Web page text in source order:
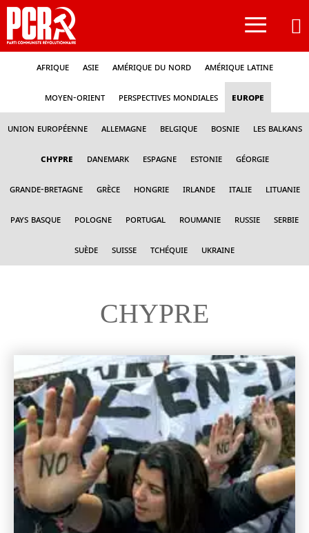
≡
Afrique Asie Amérique du nord Amérique latine
Moyen-Orient Perspectives mondiales Europe
Union Européenne Allemagne Belgique Bosnie Les Balkans
Chypre Danemark Espagne Estonie Géorgie
Grande-Bretagne Grèce Hongrie Irlande Italie Lituanie
Pays Basque Pologne Portugal Roumanie Russie Serbie
Suède Suisse Tchéquie Ukraine
CHYPRE